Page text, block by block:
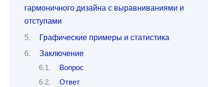
гармоничного дизайна с выравниваниями и
отступами
Графические примеры и статистика
Заключение
Вопрос
Ответ